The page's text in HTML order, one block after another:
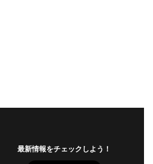
最新情報をチェックしよう！